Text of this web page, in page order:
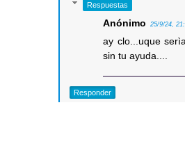
Respuestas
Anónimo 25/9/24,
ay clo...uque
sin tu ayuda....
Responder